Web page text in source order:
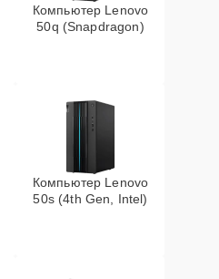
Компьютер Lenovo
50q (Snapdragon)
Компьютер Lenovo
50s (4th Gen, Intel)